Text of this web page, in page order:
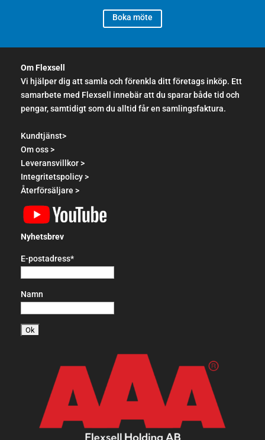
Boka möte
Om Flexsell
Vi hjälper dig att samla och förenkla ditt företags inköp. Ett
samarbete med Flexsell innebär att du sparar både tid och
pengar, samtidigt som du alltid får en samlingsfaktura.
Kundtjänst>
Om oss >
Leveransvillkor >
Integritetspolicy >
Återförsäljare >
Nyhetsbrev
E-postadress*
Namn